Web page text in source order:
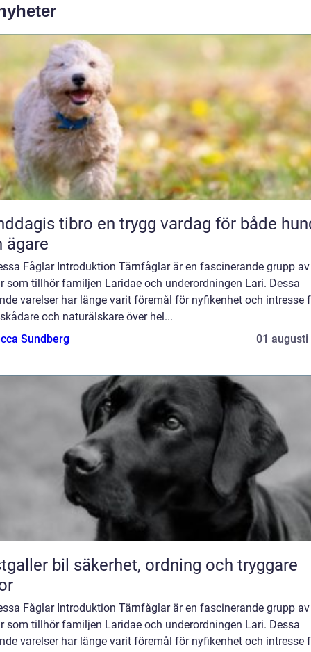
en trygg vardag för både hund
ägare
Fåglar Introduktion Tärnfåglar är en fascinerande grupp av
som tillhör familjen Laridae och underordningen Lari. Dessa
varelser har länge varit föremål för nyfikenhet och intresse
och naturälskare över hel...
Sundberg
01 augusti
ordning och tryggare
Fåglar Introduktion Tärnfåglar är en fascinerande grupp av
som tillhör familjen Laridae och underordningen Lari. Dessa
varelser har länge varit föremål för nyfikenhet och intresse